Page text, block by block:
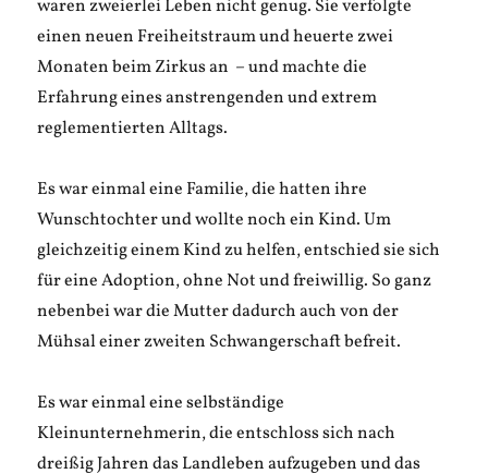
waren zweierlei Leben nicht genug. Sie verfolgte
einen neuen Freiheitstraum und heuerte zwei
Monaten beim Zirkus an – und machte die
Erfahrung eines anstrengenden und extrem
reglementierten Alltags.
Es war einmal eine Familie, die hatten ihre
Wunschtochter und wollte noch ein Kind. Um
gleichzeitig einem Kind zu helfen, entschied sie sich
für eine Adoption, ohne Not und freiwillig. So ganz
nebenbei war die Mutter dadurch auch von der
Mühsal einer zweiten Schwangerschaft befreit.
Es war einmal eine selbständige
Kleinunternehmerin, die entschloss sich nach
dreißig Jahren das Landleben aufzugeben und das